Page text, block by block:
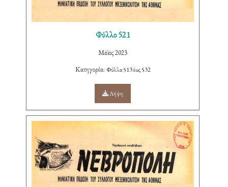
Φύλλο 521
Μάϊος 2023
Κατηγορία: Φύλλα 513 έως 532
Λήψη